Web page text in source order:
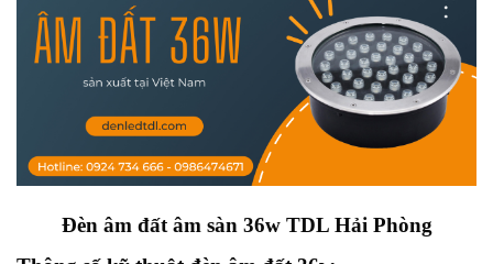
Đèn âm đất âm sàn 36w TDL Hải Phòng